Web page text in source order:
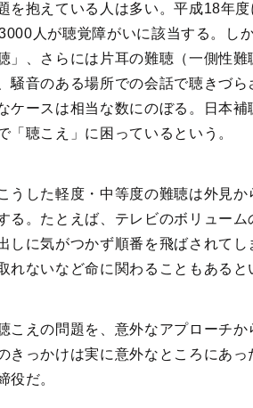
を抱えている人は多い。平成18年
人が聴覚障がいに該当する。し
」、さらには片耳の難聴（一側性
騒音のある場所での会話で聴きづ
ケースは相当な数にのぼる。日本
「聴こえ」に困っているという。
うした軽度・中等度の難聴は外見
る。たとえば、テレビのボリュー
しに気がつかず順番を飛ばされて
れないなど命に関わることもあると
こえの問題を、意外なアプローチ
きっかけは実に意外なところにあ
役だ。